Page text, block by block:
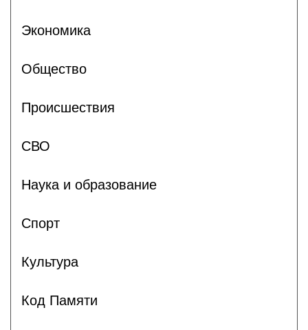
Экономика
Общество
Происшествия
СВО
Наука и образование
Спорт
Культура
Код Памяти